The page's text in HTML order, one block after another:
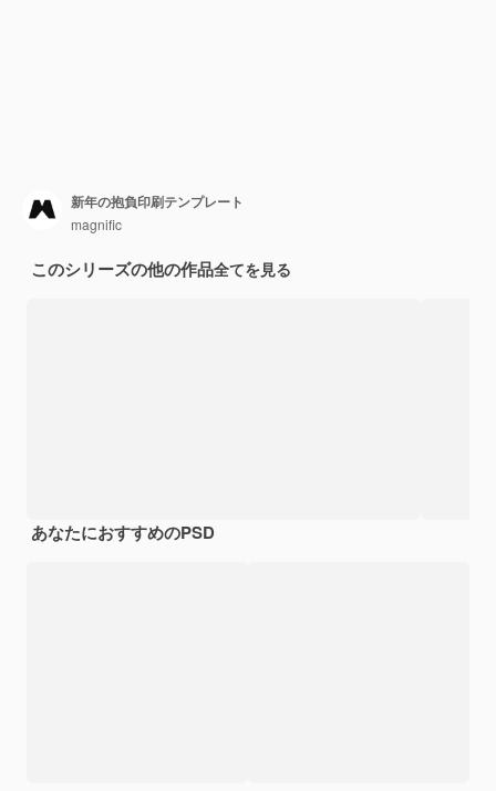
新年の抱負印刷テンプレート
magnific
このシリーズの他の作品全てを見る
あなたにおすすめのPSD